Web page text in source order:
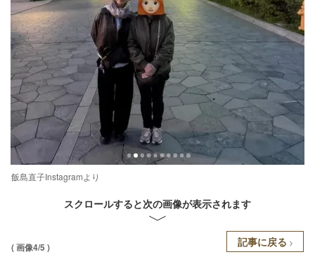
飯島直子Instagramより
スクロールすると次の画像が表示されます
( 画像4/5 ) 記事に戻る